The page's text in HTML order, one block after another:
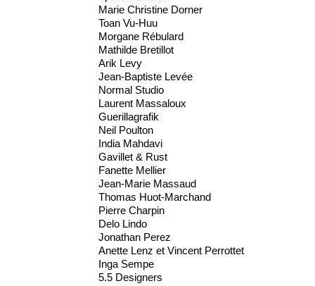
Marie Christine Dorner
Toan Vu-Huu
Morgane Rébulard
Mathilde Bretillot
Arik Levy
Jean-Baptiste Levée
Normal Studio
Laurent Massaloux
Guerillagrafik
Neil Poulton
India Mahdavi
Gavillet & Rust
Fanette Mellier
Jean-Marie Massaud
Thomas Huot-Marchand
Pierre Charpin
Delo Lindo
Jonathan Perez
Anette Lenz et Vincent Perrottet
Inga Sempe
5.5 Designers